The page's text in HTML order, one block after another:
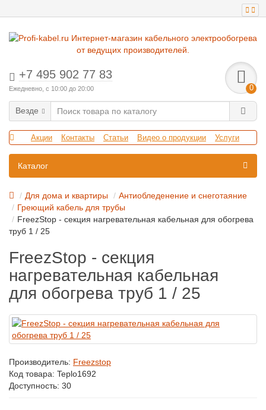
+7 495 902 77 83
Ежедневно, с 10:00 до 20:00 0
Везде
Акции Контакты Статьи Видео о продукции Услуги
Каталог
Для дома и квартиры
Антиобледенение и снеготаяние
Греющий кабель для трубы
FreezStop - секция нагревательная кабельная для обогрева
труб 1 / 25
FreezStop - секция
нагревательная кабельная
для обогрева труб 1 / 25
Производитель: Freezstop
Код товара: Teplo1692
Доступность: 30